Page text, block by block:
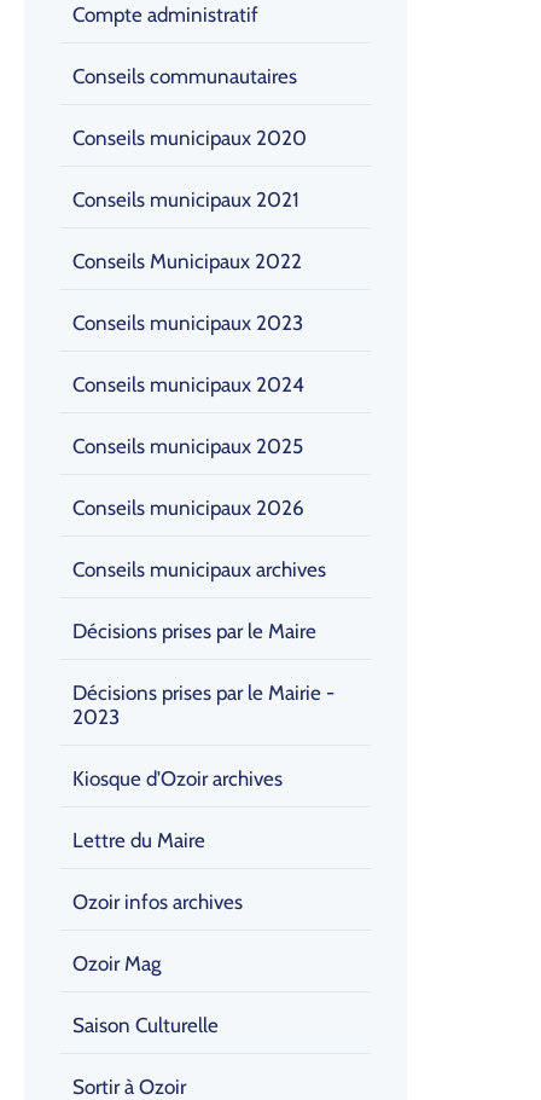
Compte administratif
Conseils communautaires
Conseils municipaux 2020
Conseils municipaux 2021
Conseils Municipaux 2022
Conseils municipaux 2023
Conseils municipaux 2024
Conseils municipaux 2025
Conseils municipaux 2026
Conseils municipaux archives
Décisions prises par le Maire
Décisions prises par le Mairie -
2023
Kiosque d'Ozoir archives
Lettre du Maire
Ozoir infos archives
Ozoir Mag
Saison Culturelle
Sortir à Ozoir